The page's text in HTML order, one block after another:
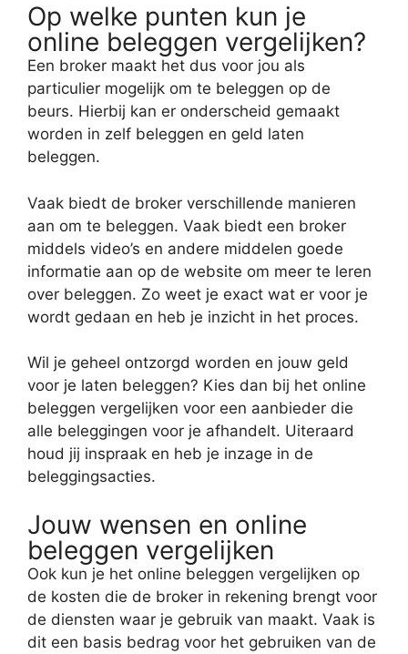
Op welke punten kun je
online beleggen vergelijken?
Een broker maakt het dus voor jou als
particulier mogelijk om te beleggen op de
beurs. Hierbij kan er onderscheid gemaakt
worden in zelf beleggen en geld laten
beleggen.
Vaak biedt de broker verschillende manieren
aan om te beleggen. Vaak biedt een broker
middels video’s en andere middelen goede
informatie aan op de website om meer te leren
over beleggen. Zo weet je exact wat er voor je
wordt gedaan en heb je inzicht in het proces.
Wil je geheel ontzorgd worden en jouw geld
voor je laten beleggen? Kies dan bij het online
beleggen vergelijken voor een aanbieder die
alle beleggingen voor je afhandelt. Uiteraard
houd jij inspraak en heb je inzage in de
beleggingsacties.
Jouw wensen en online
beleggen vergelijken
Ook kun je het online beleggen vergelijken op
de kosten die de broker in rekening brengt voor
de diensten waar je gebruik van maakt. Vaak is
dit een basis bedrag voor het gebruiken van de